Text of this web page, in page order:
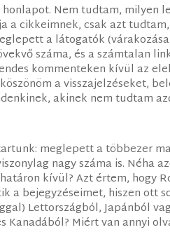
Nem tudtam, milyen
a cikkeimnek, csak azt
a látogatók
száma, és a számtalan
kommenteken kívül az
a visszajelzéseket,
akinek nem tudtam
meglepett a többezer
nagy száma is. Néha
kívül? Azt értem, hogy
a bejegyzéseimet, hiszen ott
Lettországból, Japánból
Kanadából? Miért van annyi